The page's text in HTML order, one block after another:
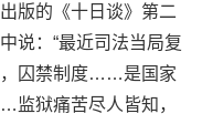
版的《十日谈》第二
说：“最近司法当局复
囚禁制度……是国家
狱痛苦尽人皆知，